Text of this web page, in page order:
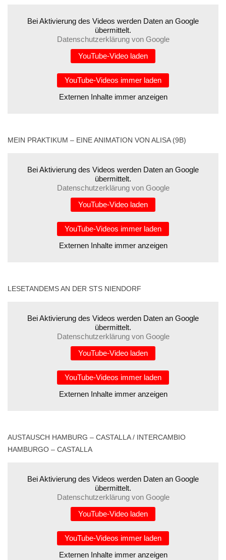
Bei Aktivierung des Videos werden Daten an Google
übermittelt.
Datenschutzerklärung von Google
YouTube-Video laden
YouTube-Videos immer laden
Externen Inhalte immer anzeigen
MEIN PRAKTIKUM – EINE ANIMATION VON ALISA (9B)
Bei Aktivierung des Videos werden Daten an Google
übermittelt.
Datenschutzerklärung von Google
YouTube-Video laden
YouTube-Videos immer laden
Externen Inhalte immer anzeigen
LESETANDEMS AN DER STS NIENDORF
Bei Aktivierung des Videos werden Daten an Google
übermittelt.
Datenschutzerklärung von Google
YouTube-Video laden
YouTube-Videos immer laden
Externen Inhalte immer anzeigen
AUSTAUSCH HAMBURG – CASTALLA / INTERCAMBIO
HAMBURGO – CASTALLA
Bei Aktivierung des Videos werden Daten an Google
übermittelt.
Datenschutzerklärung von Google
YouTube-Video laden
YouTube-Videos immer laden
Externen Inhalte immer anzeigen